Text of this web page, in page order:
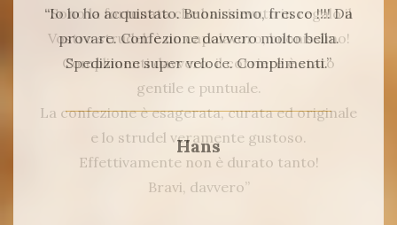
“Io lo ho acquistato. Buonissimo, fresco !!!! Da
provare. Confezione davvero molto bella.
Spedizione super veloce. Complimenti.”
Hans